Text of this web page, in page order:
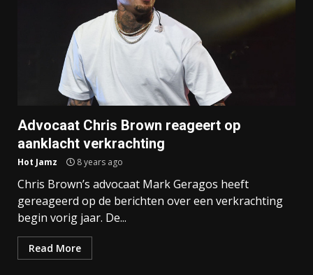
Advocaat Chris Brown reageert op
aanklacht verkrachting
Hot Jamz 8 years ago
Chris Brown’s advocaat Mark Geragos heeft
gereageerd op de berichten over een verkrachting
begin vorig jaar. De...
Read More